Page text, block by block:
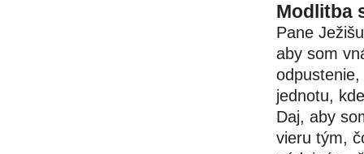
Modlitba
Pane
aby som
jednotu,
Daj, aby
vieru tým,